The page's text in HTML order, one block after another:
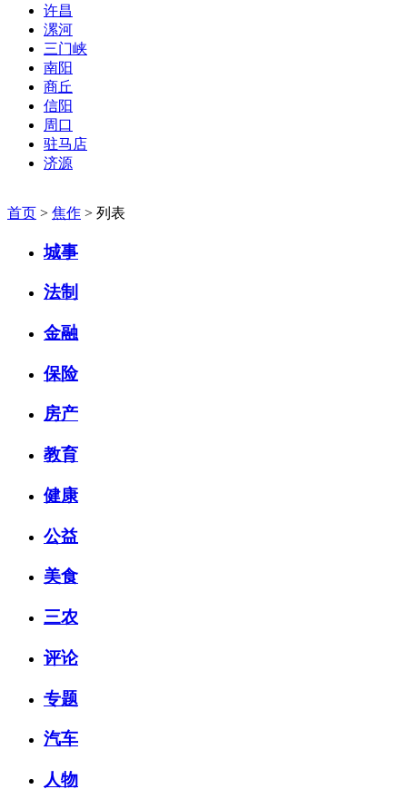
许昌
漯河
三门峡
南阳
商丘
信阳
周口
驻马店
济源
首页 > 焦作 > 列表
城事
法制
金融
保险
房产
教育
健康
公益
美食
三农
评论
专题
汽车
人物